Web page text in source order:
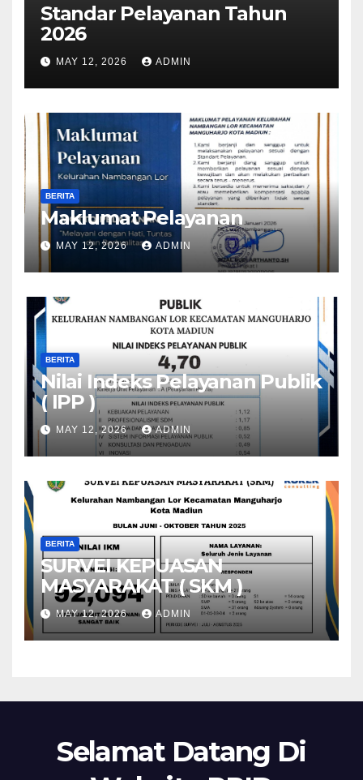
Standar Pelayanan Tahun
2026
MAY 12, 2026 ADMIN
BERITA
Maklumat Pelayanan
MAY 12, 2026 ADMIN
BERITA
Nilai Indeks Pelayanan Publik
( IPP )
MAY 12, 2026 ADMIN
BERITA
SURVEI KEPUASAN
MASYARAKAT ( SKM )
MAY 12, 2026 ADMIN
Selamat Datang Di